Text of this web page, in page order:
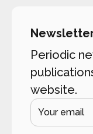
Periodic
website.